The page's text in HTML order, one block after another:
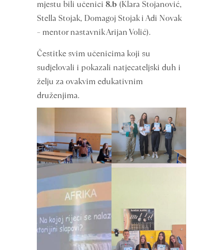
mjestu bili učenici 8.b (Klara Stojanović,
Stella Stojak, Domagoj Stojak i Adi Novak
– mentor nastavnik Arijan Volić).
Čestitke svim učenicima koji su
sudjelovali i pokazali natjecateljski duh i
želju za ovakvim edukativnim
druženjima.